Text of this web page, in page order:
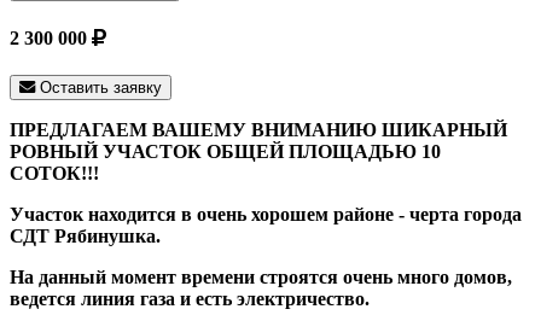
2 300 000
Оставить заявку
ПРЕДЛАГАЕМ ВАШЕМУ ВНИМАНИЮ ШИКАРНЫЙ
РОВНЫЙ УЧАСТОК ОБЩЕЙ ПЛОЩАДЬЮ 10
СОТОК!!!
Участок находится в очень хорошем районе - черта города
СДТ Рябинушка.
На данный момент времени строятся очень много домов,
ведется линия газа и есть электричество.